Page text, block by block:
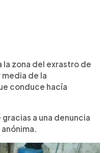
la zona del exrastro de
de la
conduce hacía
a una denuncia